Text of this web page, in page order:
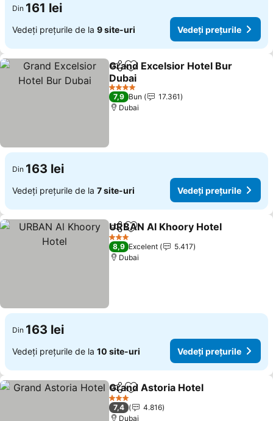
Din 161 lei
Vedeți prețurile de la 9 site-uri Vedeți prețurile
DistribuițiAdăugaţi la favorite
Grand Excelsior Hotel Bur
Dubai
4 Stele
7,9 Bun
17.361
Dubai
Din 163 lei
Vedeți prețurile de la 7 site-uri Vedeți prețurile
DistribuițiAdăugaţi la favorite
URBAN Al Khoory Hotel
3 Stele
8,9 Excelent
5.417
Dubai
Din 163 lei
Vedeți prețurile de la 10 site-uri Vedeți prețurile
DistribuițiAdăugaţi la favorite
Grand Astoria Hotel
3 Stele
7,4
4.816
Dubai